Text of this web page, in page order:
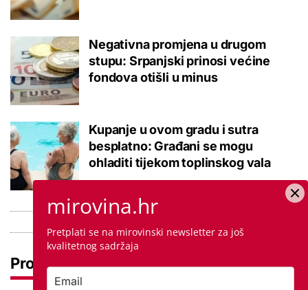
Negativna promjena u drugom
stupu: Srpanjski prinosi većine
fondova otišli u minus
Kupanje u ovom gradu i sutra
besplatno: Građani se mogu
ohladiti tijekom toplinskog vala
Pročitaj još
mirovina.hr
Pretplati se na mirovinski newsletter za još
kvalitetnog sadržaja